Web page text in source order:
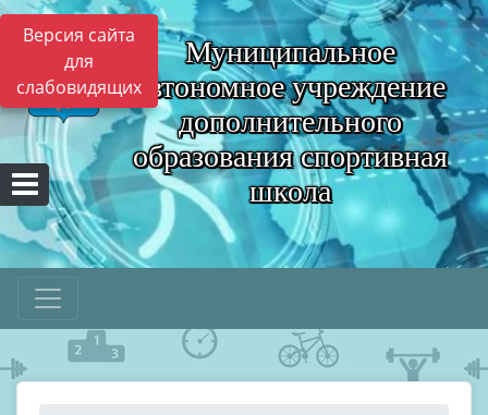
Версия сайта
для
слабовидящих
Муниципальное
автономное учреждение
дополнительного
образования спортивная
школа